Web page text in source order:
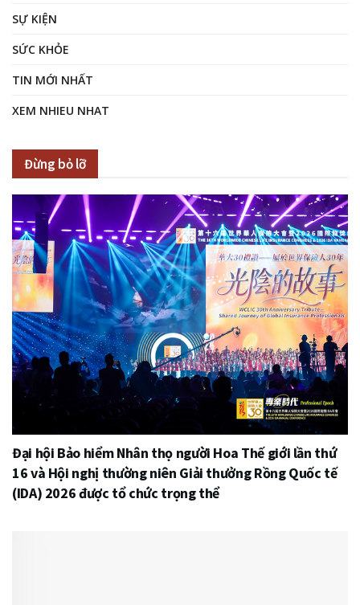
SỰ KIỆN
SỨC KHỎE
TIN MỚI NHẤT
XEM NHIEU NHAT
Đừng bỏ lỡ
Đại hội Bảo hiểm Nhân thọ người Hoa Thế giới lần thứ
16 và Hội nghị thường niên Giải thưởng Rồng Quốc tế
(IDA) 2026 được tổ chức trọng thể